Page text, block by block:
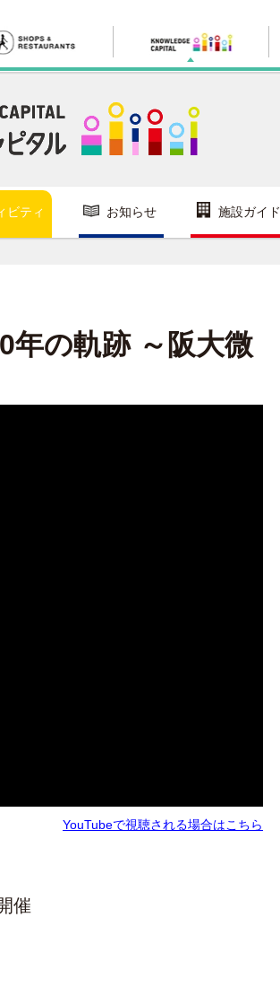
ビティ お知らせ 施設ガイド
年の軌跡 ～阪大微
YouTubeで視聴される場合はこちら
催